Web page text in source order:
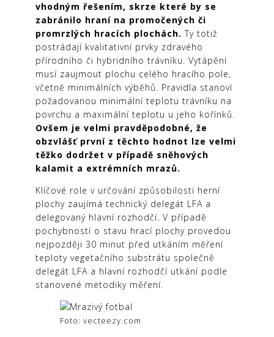
vhodným řešením, skrze které by se
zabránilo hraní na promočených či
promrzlých hracích plochách. Ty totiž
postrádají kvalitativní prvky zdravého
přírodního či hybridního trávníku. Vytápění
musí zaujmout plochu celého hracího pole,
včetně minimálních výběhů. Pravidla stanoví
požadovanou minimální teplotu trávníku na
povrchu a maximální teplotu u jeho kořínků.
Ovšem je velmi pravděpodobné, že
obzvlášť první z těchto hodnot lze velmi
těžko dodržet v případě sněhových
kalamit a extrémních mrazů.
Klíčové role v určování způsobilosti herní
plochy zaujímá technický delegát LFA a
delegovaný hlavní rozhodčí. V případě
pochybností o stavu hrací plochy provedou
nejpozději 30 minut před utkáním měření
teploty vegetačního substrátu společně
delegát LFA a hlavní rozhodčí utkání podle
stanovené metodiky měření.
Foto: vecteezy.com